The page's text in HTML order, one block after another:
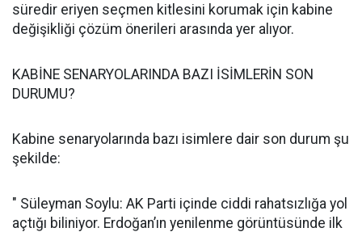
süredir eriyen seçmen kitlesini korumak için kabine
değişikliği çözüm önerileri arasında yer alıyor.
KABİNE SENARYOLARINDA BAZI İSİMLERİN SON
DURUMU?
Kabine senaryolarında bazı isimlere dair son durum şu
şekilde:
" Süleyman Soylu: AK Parti içinde ciddi rahatsızlığa yol
açtığı biliniyor. Erdoğan’ın yenilenme görüntüsünde ilk